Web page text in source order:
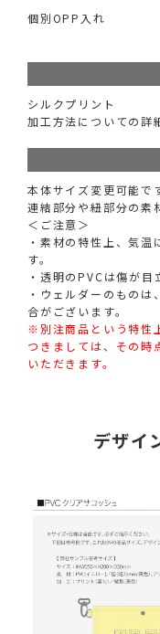
個別OPP入れ
シルクプリント
加工方法についての詳
本体サイズ変更可能で
連結部分や紐部分の素
＜ご注意＞
・素材の特性上、気
す。
・透明のPVCは傷が目
・ウェルダーのもの
合がございます。
※別注商品という特性
つきましては、その時
いただきます。
デザイ